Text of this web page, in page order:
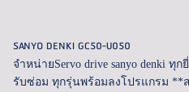
SANYO DENKI GC50-U050
จำหน่ายServo drive sanyo denki
รับซ่อม ทุกรุ่นพร้อมลงโปรแกรม **